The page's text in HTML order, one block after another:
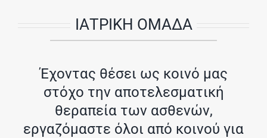
ΙΑΤΡΙΚΗ ΟΜΑΔΑ
Έχοντας θέσει ως κοινό μας
στόχο την αποτελεσματική
θεραπεία των ασθενών,
εργαζόμαστε όλοι από κοινού για